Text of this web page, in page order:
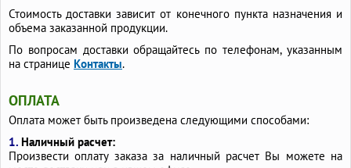
Стоимость доставки зависит от конечного пункта назначения и
объема заказанной продукции.
По вопросам доставки обращайтесь по телефонам, указанным
на странице Контакты.
ОПЛАТА
Оплата может быть произведена следующими способами:
1. Наличный расчет:
Произвести оплату заказа за наличный расчет Вы можете на